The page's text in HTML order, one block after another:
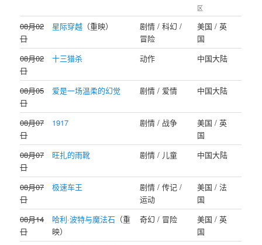
区
08月02
日
星际穿越 （重映）
剧情 / 科幻 /
冒险
美国 / 英
国
08月02
日
十三猎杀 动作 中国大陆
08月05
日
爱是一场温柔的幻觉 剧情 / 爱情 中国大陆
08月07
日
1917 剧情 / 战争
美国 / 英
国
08月07
日
旺扎的雨靴 剧情 / 儿童 中国大陆
08月07
日
极速车王
剧情 / 传记 /
运动
美国 / 法
国
08月14
日
哈利·波特与魔法石 （重
映）
奇幻 / 冒险
美国 / 英
国